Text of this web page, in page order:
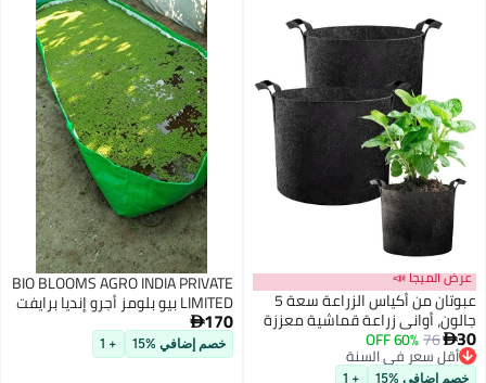
عبوتان من أكياس الزراعة سعة 5
BIO BLOOMS AGRO INDIA PRIVATE
LIMITED بيو بلومز أجرو إنديا برايفت
ليمتد 200 GSM Hdpe أزولا بيد/
بركة/خزان لزراعة الأزولا (10ft X 4ft
X 1ft)
170
خصم إضافي %15